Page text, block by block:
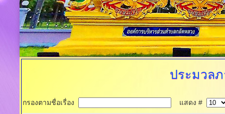
ประมวล
กรองตามชื่อเรื่อง แสดง #